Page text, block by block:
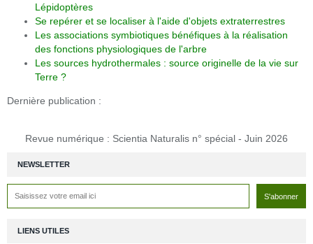
NEWSLETTER
Lépidoptères
Se repérer et se localiser à l'aide d'objets extraterrestres
Les associations symbiotiques bénéfiques à la réalisation
des fonctions physiologiques de l'arbre
Les sources hydrothermales : source originelle de la vie sur
Terre ?
Dernière publication :
Revue numérique : Scientia Naturalis n° spécial - Juin 2026
LIENS UTILES